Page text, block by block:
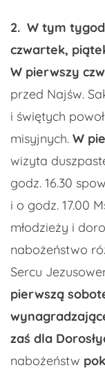
2. W tym
czwartek,
W pierwszy
przed Najśw.
i świętych
misyjnych. W
wizyta
godz. 16.30
i o godz. 17.00
młodzieży i
nabożeństwo
Sercu
pierwszą
zaś dla
nabożeństw